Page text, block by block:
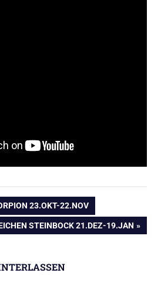
23.OKT-22.NOV
STEINBOCK 21.DEZ-19.JAN